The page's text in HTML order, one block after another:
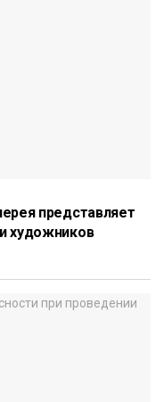
представляет
художников